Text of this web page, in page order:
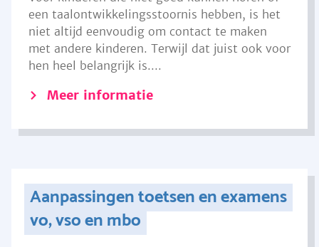
een taalontwikkelingsstoornis hebben, is het
niet altijd eenvoudig om contact te maken
met andere kinderen. Terwijl dat juist ook voor
hen heel belangrijk is....
Meer informatie
Aanpassingen toetsen en examens
vo, vso en mbo